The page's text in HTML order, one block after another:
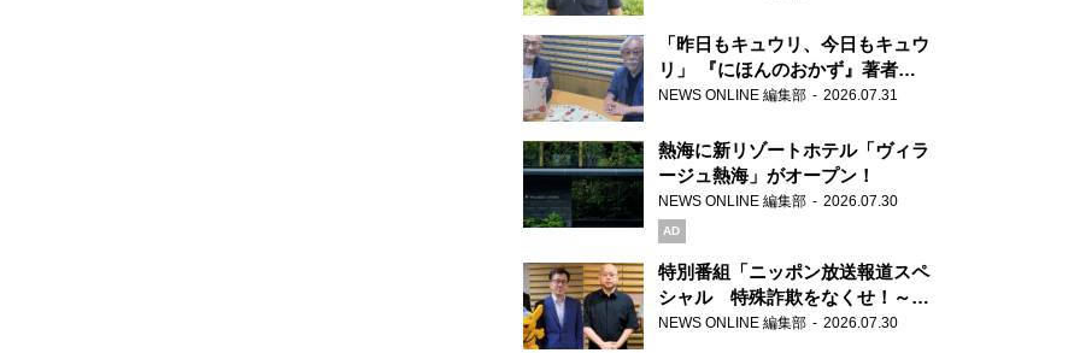
「昨日もキュウリ、今日もキュウ
リ」 『にほんのおかず』著者が
見つけた家庭料理の知恵
NEWS ONLINE 編集部 2026.07.31
熱海に新リゾートホテル「ヴィラ
ージュ熱海」がオープン！
NEWS ONLINE 編集部 2026.07.30
AD
特別番組「ニッポン放送報道スペ
シャル 特殊詐欺をなくせ！～被
害者・加害者・警視庁が語るトク
NEWS ONLINE 編集部 2026.07.30